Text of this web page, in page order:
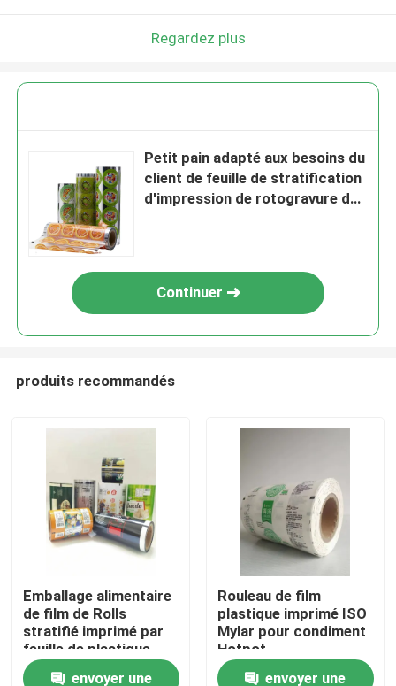
Produits
Au sujet de nous
Regardez plus
Petit pain adapté aux besoins du
client de feuille de stratification
d'impression de rotogravure de
Continuer
produits recommandés
Emballage alimentaire
de film de Rolls
stratifié imprimé par
feuille de plastique
pour le casse-croûte
envoyer une
Rouleau de film
plastique imprimé ISO
Mylar pour condiment
Hotpot
envoyer une